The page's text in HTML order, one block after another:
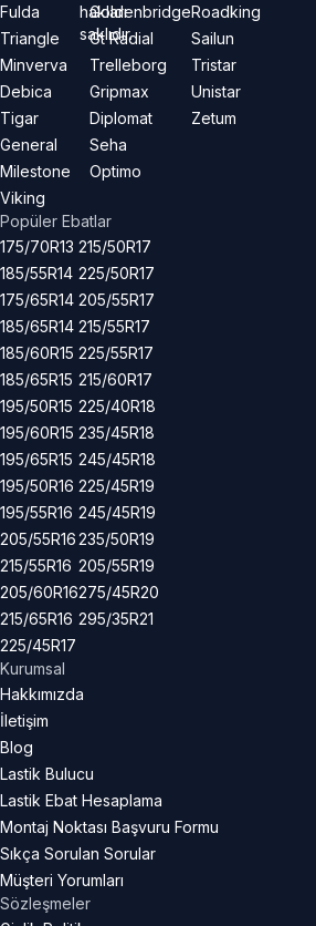
Fulda
Triangle
Minverva
Debica
Tigar
General
Milestone
Viking
Goldenbridge
Gt Radial
Trelleborg
Gripmax
Diplomat
Seha
Optimo
Roadking
Sailun
Tristar
Unistar
Zetum
Popüler Ebatlar
175/70R13
185/55R14
175/65R14
185/65R14
185/60R15
185/65R15
195/50R15
195/60R15
195/65R15
195/50R16
195/55R16
205/55R16
215/55R16
205/60R16
215/65R16
225/45R17
215/50R17
225/50R17
205/55R17
215/55R17
225/55R17
215/60R17
225/40R18
235/45R18
245/45R18
225/45R19
245/45R19
235/50R19
205/55R19
275/45R20
295/35R21
Kurumsal
Hakkımızda
İletişim
Blog
Lastik Bulucu
Lastik Ebat Hesaplama
Montaj Noktası Başvuru Formu
Sıkça Sorulan Sorular
Müşteri Yorumları
Sözleşmeler
hakları
saklıdır.